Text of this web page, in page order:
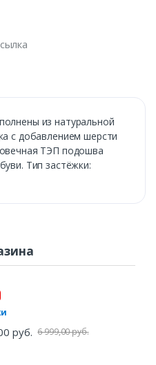
из натуральной
с добавлением шерсти
ТЭП подошва
Тип застёжки:
руб. 6 999,00 руб.